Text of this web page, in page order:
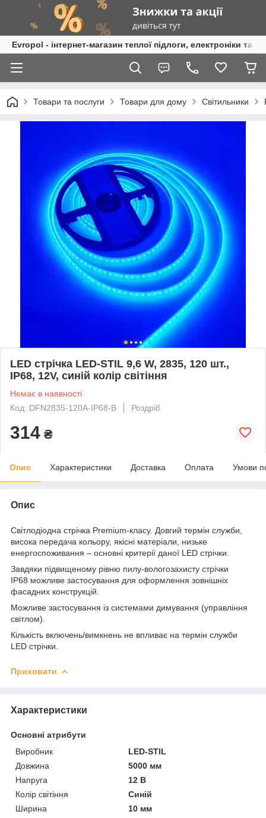
Evropol - інтернет-магазин теплої підлоги, електроніки та
Товари та послуги Товари для дому Світильники
LED стрічка LED-STIL 9,6 W, 2835, 120 шт.,
IP68, 12V, синій колір світіння
Немає в наявності
Код: DFN2835-120A-IP68-B
Роздріб
314 ₴
Опис Характеристики Доставка Оплата Умови
Опис
Світлодіодна стрічка Premium-класу. Довгий термін служби,
висока передача кольору, якісні матеріали, низьке
енергоспоживання – основні критерії даної LED стрічки.
Завдяки підвищеному рівню пилу-вологозахисту стрічки
IP68 можливе застосування для оформлення зовнішніх
фасадних конструкцій.
Можливе застосування із системами димування (управління
світлом).
Кількість включень/вимкнень не впливає на термін служби
LED стрічки.
Приховати
Характеристики
Основні атрибути
Виробник
LED-STIL
Довжина
5000 мм
Напруга
12 В
Колір світіння
Синій
Ширина
10 мм